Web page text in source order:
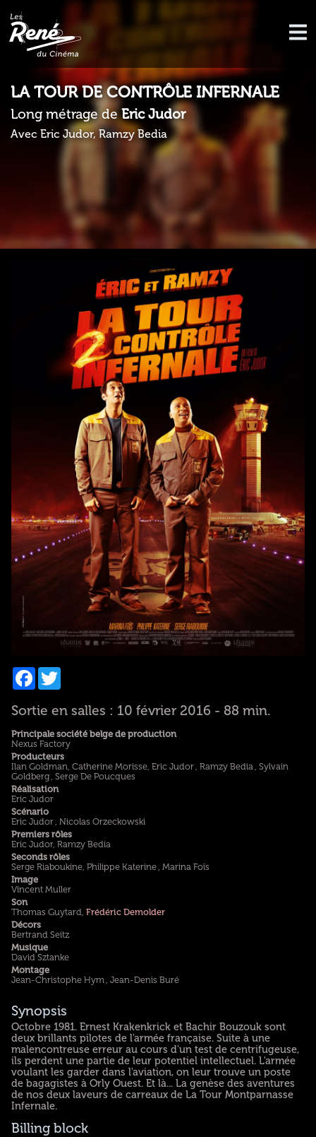
LA TOUR DE CONTRÔLE INFERNALE
Long métrage deEric Judor
Avec Eric Judor, Ramzy Bedia
Facebook
Twitter
Sortie en salles : 10 février 2016 - 88 min.
Principale société belge de production
Nexus Factory
Producteurs
Ilan Goldman, Catherine Morisse, Eric Judor , Ramzy Bedia , Sylvain
Goldberg , Serge De Poucques
Réalisation
Eric Judor
Scénario
Eric Judor , Nicolas Orzeckowski
Premiers rôles
Eric Judor, Ramzy Bedia
Seconds rôles
Serge Riaboukine, Philippe Katerine , Marina Foïs
Image
Vincent Muller
Son
Thomas Guytard, Frédéric Demolder
Décors
Bertrand Seitz
Musique
David Sztanke
Montage
Jean-Christophe Hym , Jean-Denis Buré
Synopsis
Octobre 1981. Ernest Krakenkrick et Bachir Bouzouk sont
deux brillants pilotes de l'armée française. Suite à une
malencontreuse erreur au cours d'un test de centrifugeuse,
ils perdent une partie de leur potentiel intellectuel. L'armée
voulant les garder dans l'aviation, on leur trouve un poste
de bagagistes à Orly Ouest. Et là... La genèse des aventures
de nos deux laveurs de carreaux de La Tour Montparnasse
Infernale.
Billing block